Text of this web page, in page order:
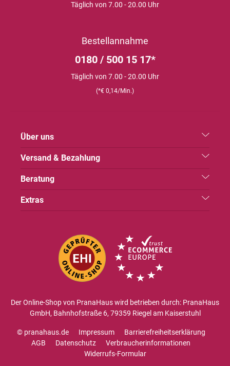
Täglich von 7.00 - 20.00 Uhr
Bestellannahme
0180 / 500 15 17*
Täglich von 7.00 - 20.00 Uhr
(*€ 0,14/Min.)
Über uns
Versand & Bezahlung
Beratung
Extras
Der Online-Shop von PranaHaus wird betrieben durch: PranaHaus
GmbH, Bahnhofstraße 6, 79359 Riegel am Kaiserstuhl
© pranahaus.de Impressum
Barrierefreiheitserklärung
AGB
Datenschutz
Verbraucherinformationen
Widerrufs-Formular